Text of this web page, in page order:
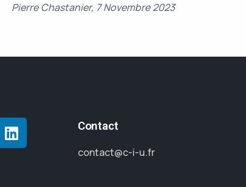
Pierre Chastanier, 7 Novembre 2023
Contact
contact@c-i-u.fr